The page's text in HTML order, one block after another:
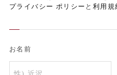
プライバシー ポリシー と 利用規
お名前